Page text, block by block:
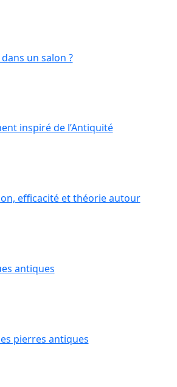
un salon ?
inspiré de l’Antiquité
efficacité et théorie autour
antiques
pierres antiques